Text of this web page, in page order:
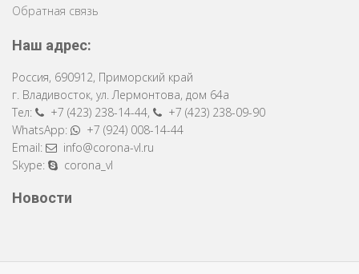
Обратная связь
Наш адрес:
Россия, 690912, Приморский край
г. Владивосток, ул. Лермонтова, дом 64a
Тел:
+7 (423) 238-14-44,
+7 (423) 238-09-90
WhatsApp:
+7 (924) 008-14-44
Email:
info@corona-vl.ru
Skype:
corona_vl
Новости